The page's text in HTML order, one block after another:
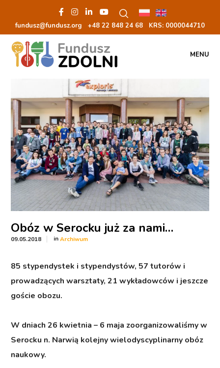
fundusz@fundusz.org +48 22 848 24 68 KRS: 0000044710
MENU
Obóz w Serocku już za nami…
09.05.2018 inArchiwum
85 stypendystek i stypendystów, 57 tutorów i
prowadzących warsztaty, 21 wykładowców i jeszcze
goście obozu.
W dniach 26 kwietnia – 6 maja zoorganizowaliśmy w
Serocku n. Narwią kolejny wielodyscyplinarny obóz
naukowy.